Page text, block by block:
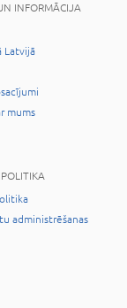
INFORMĀCIJA
Latvijā
mums
administrēšanas